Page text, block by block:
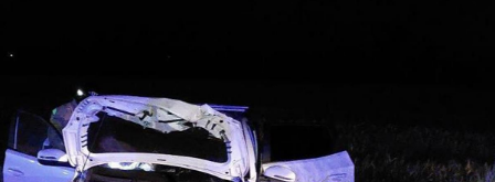
В
Р